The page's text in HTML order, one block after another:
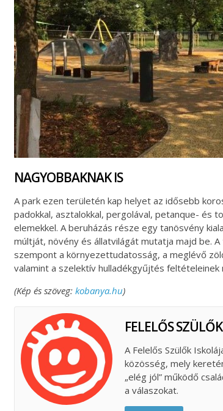
NAGYOBBAKNAK IS
A park ezen területén kap helyet az idősebb
padokkal, asztalokkal, pergolával, petanque- és
elemekkel. A beruházás része egy tanösvény
múltját, növény és állatvilágát mutatja majd be.
szempont a környezettudatosság, a meglévő
valamint a szelektív hulladékgyűjtés
(Kép és szöveg: kobanya.hu)
FELELŐS
A Felelős Szülők
közösség, mely
„elég jól” működő
a válaszokat.